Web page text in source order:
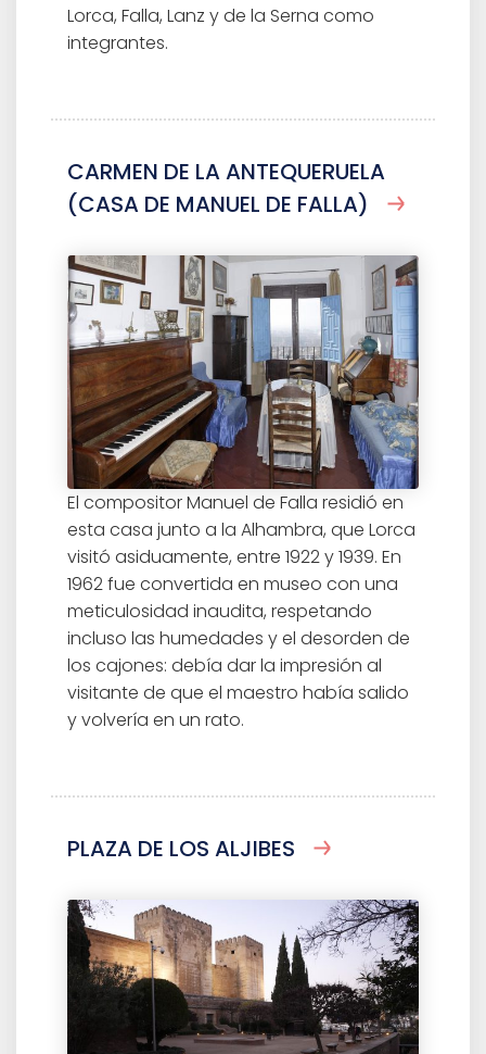
Lorca, Falla, Lanz y de la Serna como
integrantes.
CARMEN DE LA ANTEQUERUELA
(CASA DE MANUEL DE FALLA)
El compositor Manuel de Falla residió en
esta casa junto a la Alhambra, que Lorca
visitó asiduamente, entre 1922 y 1939. En
1962 fue convertida en museo con una
meticulosidad inaudita, respetando
incluso las humedades y el desorden de
los cajones: debía dar la impresión al
visitante de que el maestro había salido
y volvería en un rato.
PLAZA DE LOS ALJIBES